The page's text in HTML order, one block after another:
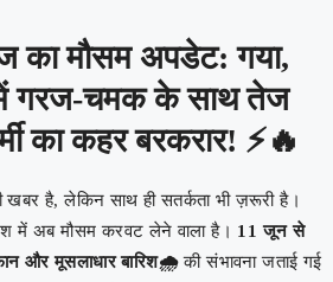
का मौसम अपडेट: गया,
में गरज-चमक के साथ तेज
का कहर बरकरार! ⚡🔥
खबर है, लेकिन साथ ही सतर्कता भी ज़रूरी है।
में अब मौसम करवट लेने वाला है। 11 जून से
और मूसलाधार बारिश🌧️की संभावना जताई गई